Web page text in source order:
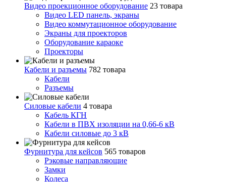
Видео проекционное оборудование 23 товара
Видео LED панель, экраны
Видео коммутационное оборудование
Экраны для проекторов
Оборудование караоке
Проекторы
Кабели и разъемы 782 товара
Кабели
Разъемы
Силовые кабели 4 товара
Кабель КГН
Кабели в ПВХ изоляции на 0,66-6 кВ
Кабели силовые до 3 кВ
Фурнитура для кейсов 565 товаров
Рэковые направляющие
Замки
Колеса